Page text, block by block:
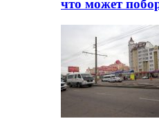
что может